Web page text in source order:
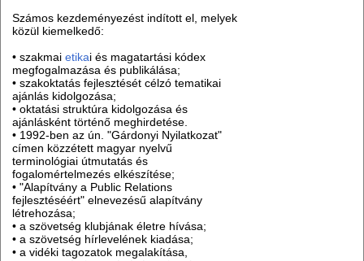
Számos kezdeményezést indított el, melyek
közül kiemelkedő:
• szakmaietikai és magatartási kódex
megfogalmazása és publikálása;
• szakoktatás fejlesztését célzó tematikai
ajánlás kidolgozása;
• oktatási struktúra kidolgozása és
ajánlásként történő meghirdetése.
• 1992-ben az ún. "Gárdonyi Nyilatkozat"
címen közzétett magyar nyelvű
terminológiai útmutatás és
fogalomértelmezés elkészítése;
• "Alapítvány a Public Relations
fejlesztéséért" elnevezésű alapítvány
létrehozása;
• a szövetség klubjának életre hívása;
• a szövetség hírlevelének kiadása;
• a vidéki tagozatok megalakítása,